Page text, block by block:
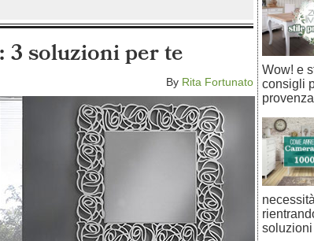
soluzioni per te
By Rita Fortunato
Wow! e
consigli
soluzioni